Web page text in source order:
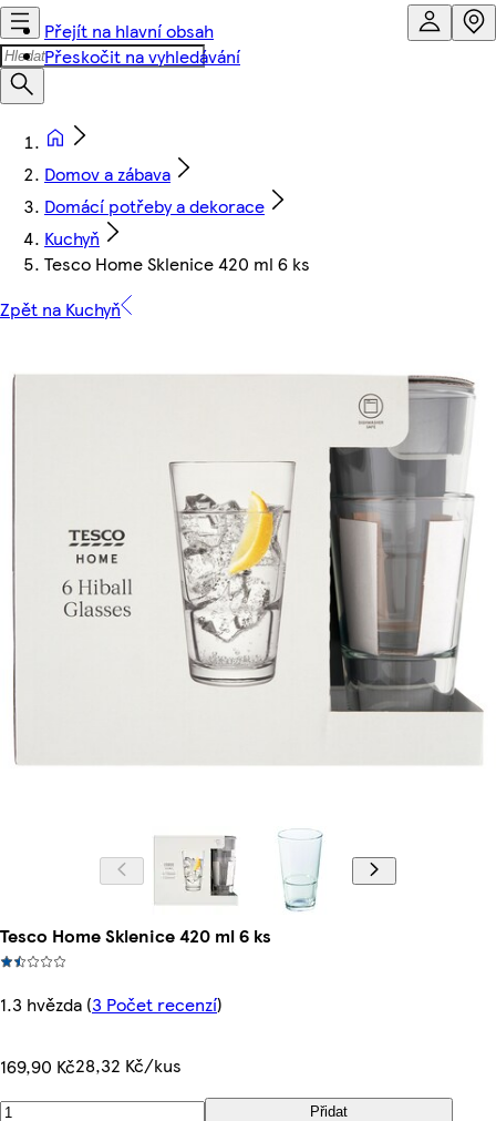
Přejít na hlavní obsah
Přeskočit na vyhledávání
Domov a zábava
Domácí potřeby a dekorace
Kuchyň
Tesco Home Sklenice 420 ml 6 ks
Zpět na Kuchyň
Tesco Home Sklenice 420 ml 6 ks
1.3 hvězda (3 Počet recenzí)
169,90 Kč28,32 Kč/kus
Přidat